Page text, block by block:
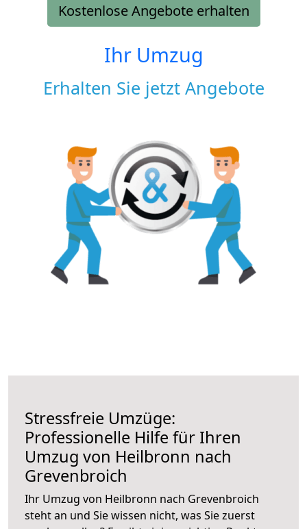
Kostenlose Angebote erhalten
Ihr Umzug
Erhalten Sie jetzt Angebote
Stressfreie Umzüge:
Professionelle Hilfe für Ihren
Umzug von Heilbronn nach
Grevenbroich
Ihr Umzug von Heilbronn nach Grevenbroich
steht an und Sie wissen nicht, was Sie zuerst